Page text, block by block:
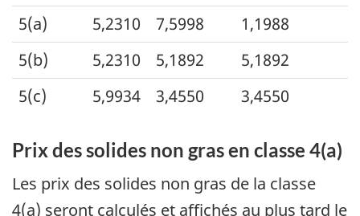
5(a)
5,2310 7,5998
1,1988
5(b)
5,2310 5,1892
5,1892
5(c)
5,9934 3,4550 3,4550
Prix des solides non gras en classe 4(a)
Les prix des solides non gras de la classe
4(a) seront calculés et affichés au plus tard le